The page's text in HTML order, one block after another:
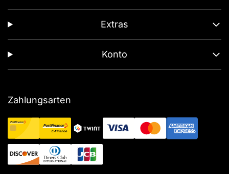
Extras
Konto
Zahlungsarten